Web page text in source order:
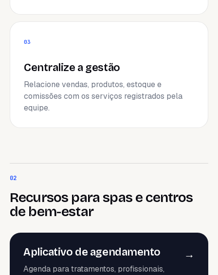
03
Centralize a gestão
Relacione vendas, produtos, estoque e
comissões com os serviços registrados pela
equipe.
02
Recursos para spas e centros
de bem-estar
Aplicativo de agendamento
Agenda para tratamentos, profissionais,
→